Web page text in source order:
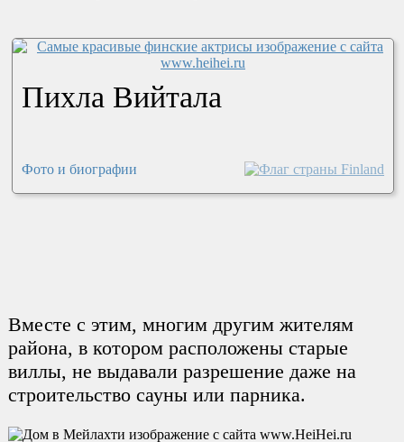
Пихла Вийтала
Фото и биографии
Вместе с этим, многим другим жителям
района, в котором расположены старые
виллы, не выдавали разрешение даже на
строительство сауны или парника.